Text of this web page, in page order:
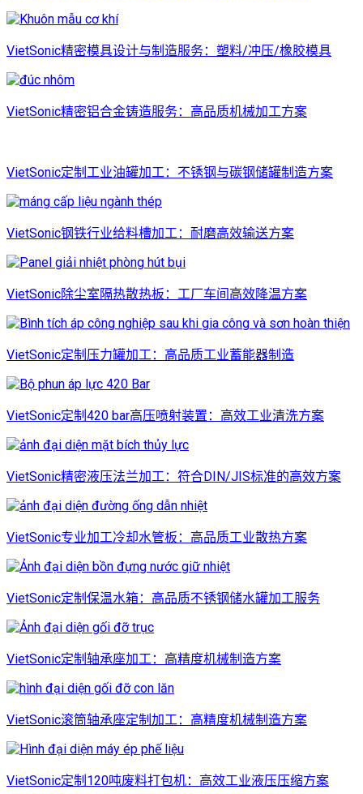
VietSonic精密模具设计与制造服务：塑料/冲压/橡胶模具
VietSonic精密铝合金铸造服务：高品质机械加工方案
VietSonic定制工业油罐加工：不锈钢与碳钢储罐制造方案
VietSonic钢铁行业给料槽加工：耐磨高效输送方案
VietSonic除尘室隔热散热板：工厂车间高效降温方案
VietSonic定制压力罐加工：高品质工业蓄能器制造
VietSonic定制420 bar高压喷射装置：高效工业清洗方案
VietSonic精密液压法兰加工：符合DIN/JIS标准的高效方案
VietSonic专业加工冷却水管板：高品质工业散热方案
VietSonic定制保温水箱：高品质不锈钢储水罐加工服务
VietSonic定制轴承座加工：高精度机械制造方案
VietSonic滚筒轴承座定制加工：高精度机械制造方案
VietSonic定制120吨废料打包机：高效工业液压压缩方案